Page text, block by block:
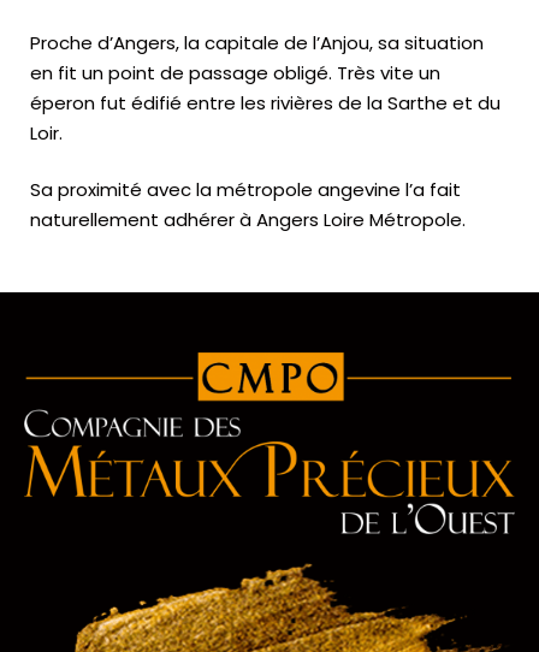
Proche d’Angers, la capitale de l’Anjou, sa situation
en fit un point de passage obligé. Très vite un
éperon fut édifié entre les rivières de la Sarthe et du
Loir.
Sa proximité avec la métropole angevine l’a fait
naturellement adhérer à Angers Loire Métropole.